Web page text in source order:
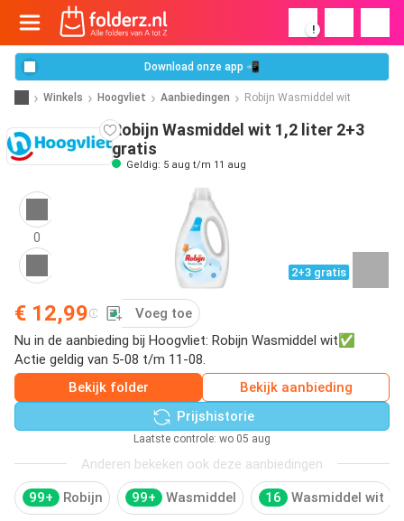
!
Download onze app 📲
Winkels Hoogvliet Aanbiedingen Robijn Wasmiddel wit
Robijn Wasmiddel wit 1,2 liter 2+3
gratis
Geldig: 5 aug t/m 11 aug
0
2+3 gratis
€ 12,99
Voeg toe
Nu in de aanbieding bij Hoogvliet: Robijn Wasmiddel wit✅
Actie geldig van 5-08 t/m 11-08.
Bekijk folder
Bekijk aanbieding
Prijshistorie
Laatste controle: wo 05 aug
Anderen bekeken ook deze aanbiedingen
99+ Robijn 99+ Wasmiddel 16 Wasmiddel wit